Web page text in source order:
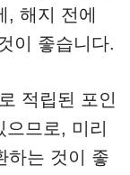
해지 전에
이 좋습니다.
적립된 포인
므로, 미리
하는 것이 좋